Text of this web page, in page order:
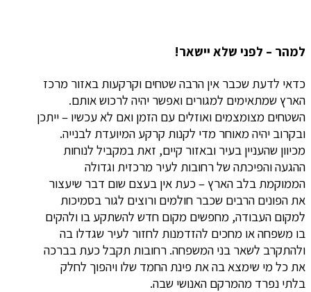
למהר – לפני שלא יישאר!
כדאי לדעת שכבר אין הרבה שטחים וקרקעות באזור מרכז
הארץ שמתאימים למגורים ואפשר יהיה לרכוש אותם.
השטחים מצומצמים ואוזלים עם הזמן ואם לא עכשיו – ייתכן
ובקרוב יהיה מאוחר מדי לקנות קרקע המיועדת לבנייה.
מכיוון שהעניין בעיר ובאזור קיים, זאת במקביל לנוחות
ההגעה והפיכתה של רחובות לעיר מרכזית וגדולה
הממוקמת בלב הארץ – כעת אין בעצם שום דבר שיעצור
את הפונים הרבים שכבר חולמים ורוצים לגור בסמיכות
למקום העבודה, מחפשים מקום חדש להשתקע בו ולהקים
בו משפחה או מחכים להזדמנות לחזור לעיר שגדלו בה
ולהתקרב לשאר בני המשפחה. רחובות תקבל כעת בברכה
את כל מי שימצא בה את פינת החמד שלו ויהפוך לחלק
בלתי נפרד מהמרקם האנושי שבה.